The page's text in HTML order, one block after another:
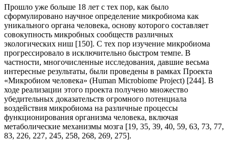
Прошло уже больше 18 лет с тех пор, как было
сформулировано научное определение микробиома как
уникального органа человека, основу которого составляет
совокупность микробных сообществ различных
экологических ниш [150]. С тех пор изучение микробиома
прогрессировало в исключительно быстром темпе. В
частности, многочисленные исследования, давшие весьма
интересные результаты, были проведены в рамках Проекта
«Микробиом человека» (Human Microbiome Project) [244]. В
ходе реализации этого проекта получено множество
убедительных доказательств огромного потенциала
воздействия микробиома на различные процессы
функционирования организма человека, включая
метаболические механизмы мозга [19, 35, 39, 40, 59, 63, 73, 77,
83, 226, 227, 245, 258, 268, 269, 275].